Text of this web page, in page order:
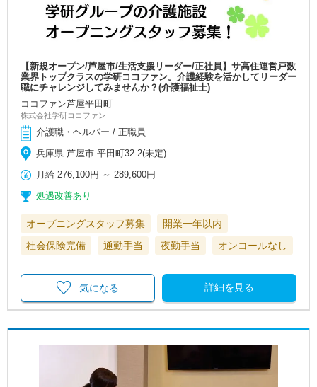
【新規オープン/芦屋市/生活支援リーダー/正社員】サ高住運営戸数
業界トップクラスの学研ココファン。介護経験を活かしてリーダー
職にチャレンジしてみませんか？(介護福祉士)
ココファン芦屋平田町
株式会社学研ココファン
介護職・ヘルパー / 正職員
兵庫県 芦屋市 平田町32-2(未定)
月給 276,100円 ～289,600円
処遇改善あり
オープニングスタッフ募集
開業一年以内
社会保険完備
通勤手当 夜勤手当 オンコールなし
詳細を見る
気になる